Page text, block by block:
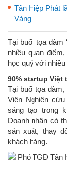
Tân Hiệp Phát
Vàng
Tại buổi tọa đàm
nhiều quan
học quý với nhiều
90% startup Việt
Tại buổi tọa
Viện Nghiên
sáng tạo trong
Doanh nhân có
sản xuất, thay
khách hàng.